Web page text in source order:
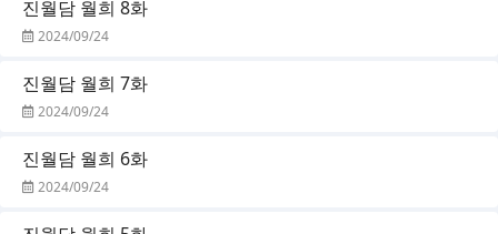
진월담 월희 8화
2024/09/24
진월담 월희 7화
2024/09/24
진월담 월희 6화
2024/09/24